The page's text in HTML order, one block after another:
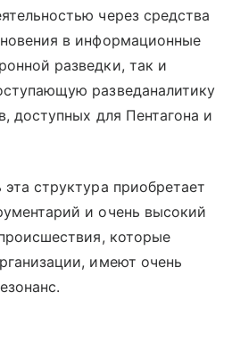
через средства
в информационные
разведки, так и
разведаналитику
доступных для Пентагона и
структура приобретает
и очень высокий
которые
имеют очень